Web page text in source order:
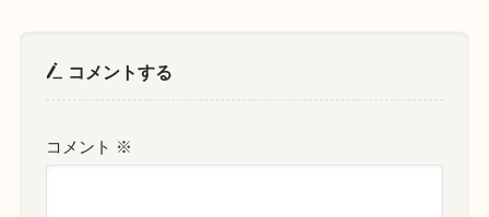
コメントする
コメント ※